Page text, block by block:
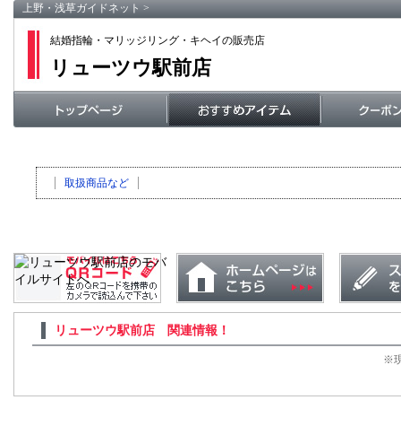
上野・浅草ガイドネット >
結婚指輪・マリッジリング・キヘイの販売店
リューツウ駅前店
取扱商品など
リューツウ駅前店 関連情報！
※